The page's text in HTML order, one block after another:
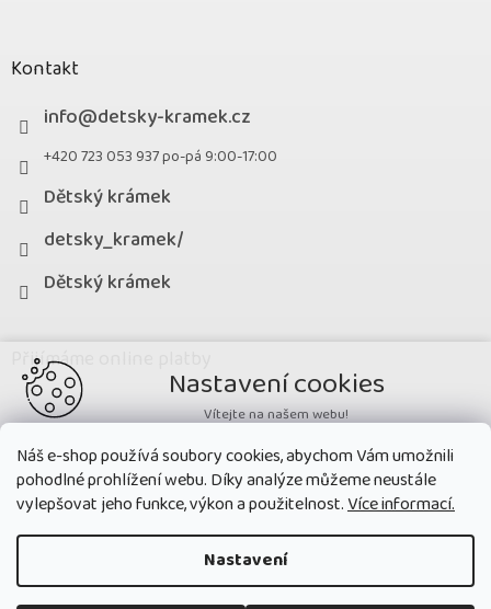
Náš e-shop používá soubory cookies, abychom Vám umožnili
pohodlné prohlížení webu. Díky analýze můžeme neustále
vylepšovat jeho funkce, výkon a použitelnost.Více informací.
Nastavení
Kontakt
info@detsky-kramek.cz
+420 723 053 937 po-pá 9:00-17:00
Dětský krámek
detsky_kramek/
Dětský krámek
Přijímáme online platby
Nastavení cookies
Vítejte na našem webu!
Potřebujeme nastavit cookies a související technologie, aby
zobrazovaný obsah odpovídal vašim potřebám a vy na webu nalezli
přesně to, co potřebujete. Soubory cookies používané na našem webu
nikdy neslouží ke zjišťování totožnosti uživatelů stránek.
Přijmout všechny cookies
Nastavit